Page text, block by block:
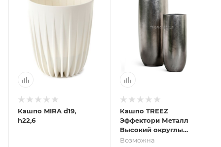
Кашпо MIRA d19,
h22,6
Кашпо TREEZ
Эффектори Металл
Высокий округлый
конус Стальное
Возможна